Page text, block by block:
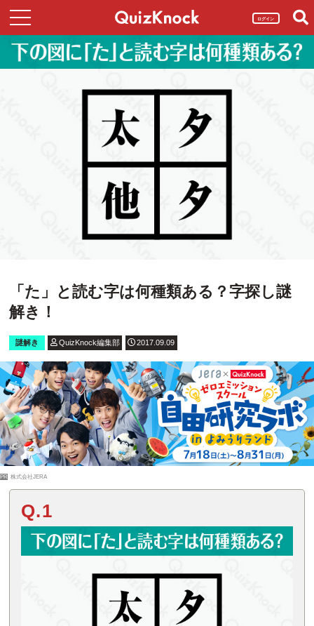
ログイン
「た」と読む字は何種類ある？字探し謎
解き！
謎解き QuizKnock編集部 2017.09.09
PR 株式会社JERA
Q.1